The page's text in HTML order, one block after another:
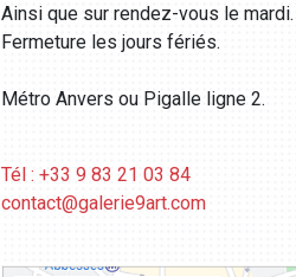
Ainsi que sur rendez-vous le mardi.
Fermeture les jours fériés.
Métro Anvers ou Pigalle ligne 2.
Tél : +33 9 83 21 03 84
contact@galerie9art.com